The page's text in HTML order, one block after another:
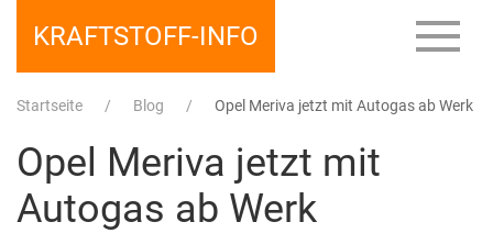
KRAFTSTOFF-INFO
Startseite Blog Opel Meriva jetzt mit Autogas ab Werk
Opel Meriva jetzt mit
Autogas ab Werk